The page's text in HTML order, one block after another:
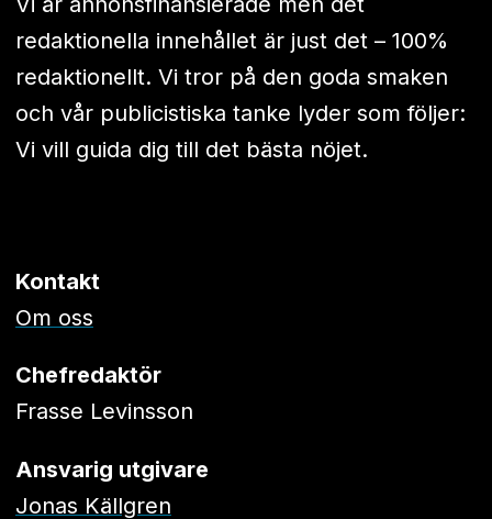
redaktionella innehållet är just det – 100%
redaktionellt. Vi tror på den goda smaken
och vår publicistiska tanke lyder som följer:
Vi vill guida dig till det bästa nöjet.
Kontakt
Om oss
Chefredaktör
Frasse Levinsson
Ansvarig utgivare
Jonas Källgren